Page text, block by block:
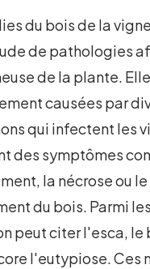
du bois de la
de pathologies
de la plante.
causées par
qui infectent les
des symptômes
la nécrose ou le
du bois. Parmi
peut citer l'esca,
l'eutypiose. Ces